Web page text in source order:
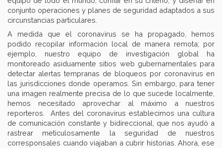
conjunto operaciones y planes de seguridad adaptados a sus
circunstancias particulares.
A medida que el coronavirus se ha propagado, hemos
podido recopilar información local de manera remota; por
ejemplo, nuestro equipo de investigación global ha
monitoreado asiduamente sitios web gubernamentales para
detectar alertas tempranas de bloqueos por coronavirus en
las jurisdicciones donde operamos. Sin embargo, para tener
una imagen realmente precisa de lo que sucede localmente,
hemos necesitado aprovechar al máximo a nuestros
reporteros. Antes del coronavirus establecimos una cultura
de comunicación constante y bidireccional, que nos ayudó a
rastrear meticulosamente la seguridad de nuestros
corresponsales cuando viajaban a cubrir historias. Ahora, ese